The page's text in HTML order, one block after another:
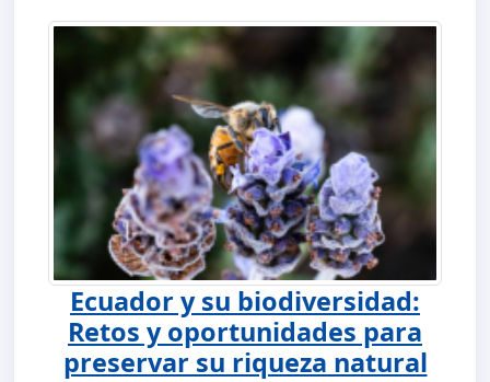
Ecuador y su biodiversidad:
Retos y oportunidades para
preservar su riqueza natural